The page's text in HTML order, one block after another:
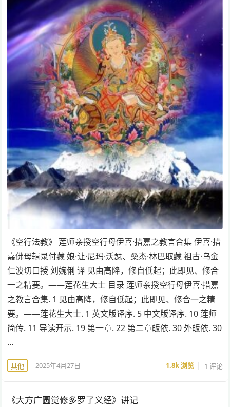
《空行法教》 莲师亲授空行母伊喜·措嘉之教言合集 伊喜·措
嘉佛母辑录付藏 娘·让·尼玛·沃瑟、桑杰·林巴取藏 祖古·乌金
仁波切口授 刘婉俐 译 见由高降，修自低起；此即见、修合
一之精要。——莲花生大士 目录 莲师亲授空行母伊喜·措嘉
之教言合集. 1 见由高降，修自低起；此即见、修合一之精
要。——莲花生大士. 1 英文版译序. 5 中文版译序. 10 莲师
简传. 11 导读开示. 19 第一章. 22 第二章皈依. 30 外皈依. 30
…
其他 2025年4月27日 1.8k浏览 1 评论
《大方广圆觉修多罗了义经》讲记